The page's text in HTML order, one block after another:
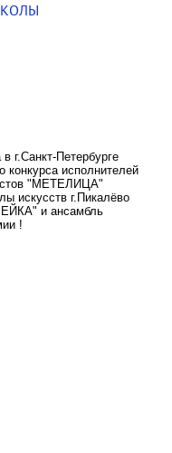
г.Санкт-Петербурге
конкурса исполнителей
"МЕТЕЛИЦА"
искусств г.Пикалёво
и ансамбль
!